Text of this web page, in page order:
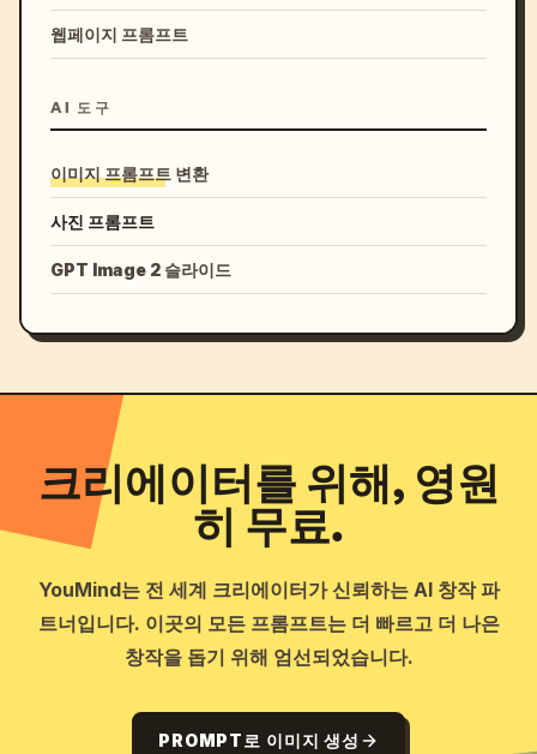
웹페이지 프롬프트
AI 도구
이미지 프롬프트 변환
사진 프롬프트
GPT Image 2 슬라이드
크리에이터를 위해, 영원
히 무료.
YouMind는 전 세계 크리에이터가 신뢰하는 AI 창작 파
트너입니다. 이곳의 모든 프롬프트는 더 빠르고 더 나은
창작을 돕기 위해 엄선되었습니다.
PROMPT로 이미지 생성